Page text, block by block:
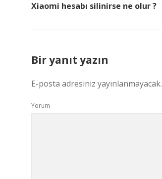
Xiaomi hesabı silinirse ne olur ?
Bir yanıt yazın
E-posta adresiniz yayınlanmayacak.
Yorum